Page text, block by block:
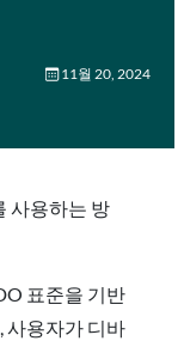
11월 20, 2024
사용하는 방
표준을 기반
사용자가 디바